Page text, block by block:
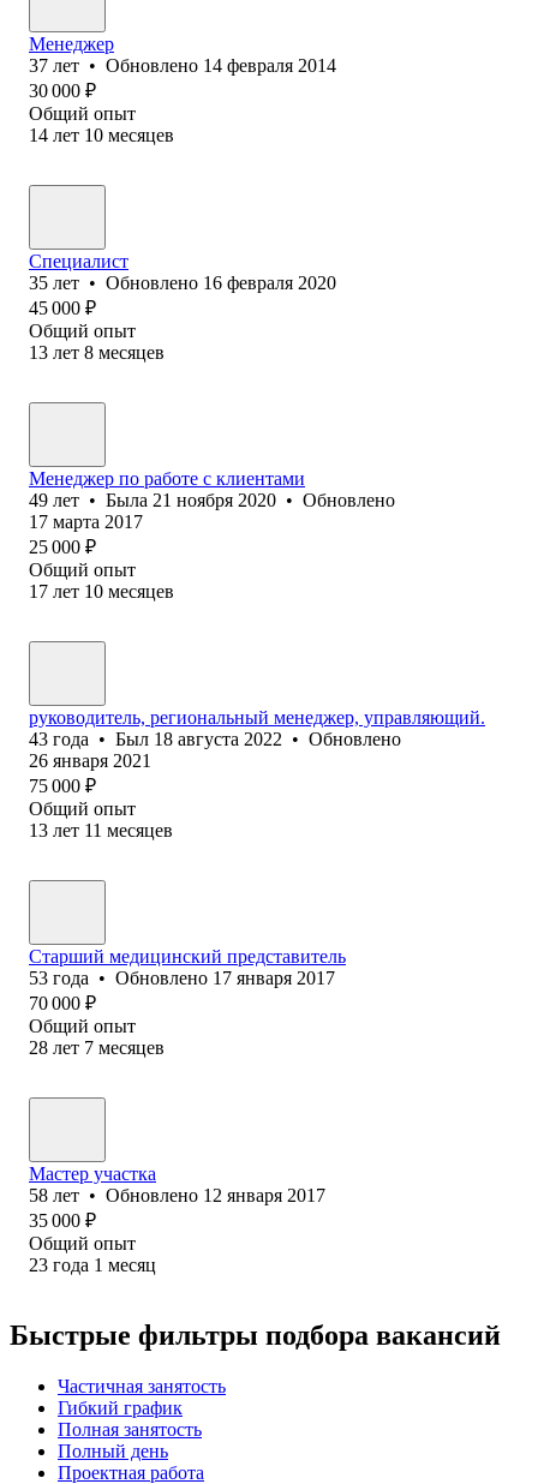
Менеджер
37 лет • Обновлено 14 февраля 2014
30 000 ₽
Общий опыт
14 лет 10 месяцев
Специалист
35 лет • Обновлено 16 февраля 2020
45 000 ₽
Общий опыт
13 лет 8 месяцев
Менеджер по работе с клиентами
49 лет • Была 21 ноября 2020 • Обновлено
17 марта 2017
25 000 ₽
Общий опыт
17 лет 10 месяцев
руководитель, региональный менеджер, управляющий.
43 года • Был 18 августа 2022 • Обновлено
26 января 2021
75 000 ₽
Общий опыт
13 лет 11 месяцев
Старший медицинский представитель
53 года • Обновлено 17 января 2017
70 000 ₽
Общий опыт
28 лет 7 месяцев
Мастер участка
58 лет • Обновлено 12 января 2017
35 000 ₽
Общий опыт
23 года 1 месяц
Быстрые фильтры подбора вакансий
Частичная занятость
Гибкий график
Полная занятость
Полный день
Проектная работа